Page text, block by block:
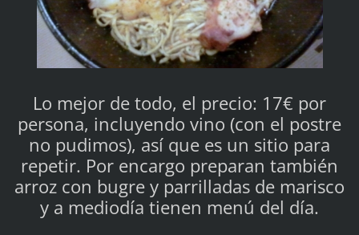
Lo mejor de todo, el precio: 17€ por
persona, incluyendo vino (con el postre
no pudimos), así que es un sitio para
repetir. Por encargo preparan también
arroz con bugre y parrilladas de marisco
y a mediodía tienen menú del día.